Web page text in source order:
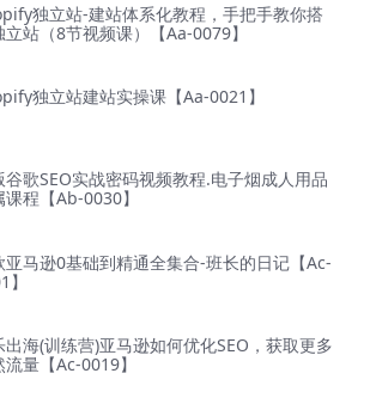
独立站-建站体系化教程，手把手教你搭
立站（8节视频课）【Aa-0079】
独立站建站实操课【Aa-0021】
谷歌SEO实战密码视频教程.电子烟成人用品
课程【Ab-0030】
亚马逊0基础到精通全集合-班长的日记【Ac-
】
出海(训练营)亚马逊如何优化SEO，获取更多
流量【Ac-0019】